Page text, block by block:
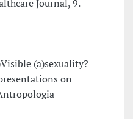
Journal, 9.
(a)sexuality?
on